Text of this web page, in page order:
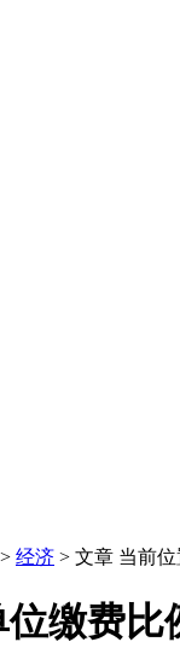
> 经济 > 文章 当前位
缴费比